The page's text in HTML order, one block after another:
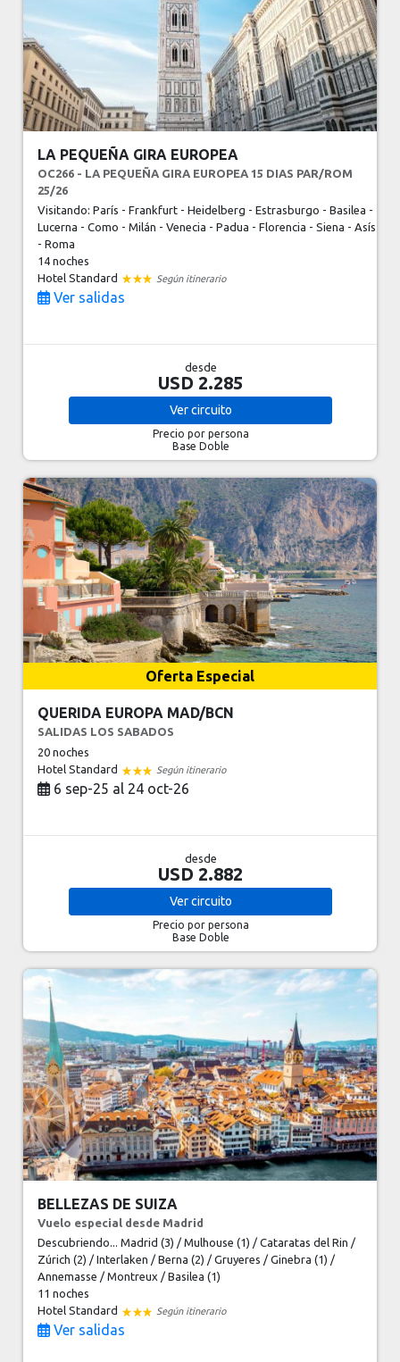
LA PEQUEÑA GIRA EUROPEA
OC266 - LA PEQUEÑA GIRA EUROPEA 15 DIAS PAR/ROM
25/26
Visitando: París - Frankfurt - Heidelberg - Estrasburgo - Basilea -
Lucerna - Como - Milán - Venecia - Padua - Florencia - Siena - Asís
- Roma
14 noches
Hotel Standard
Según itinerario
Ver salidas
desde
USD 2.285
Vercircuito
Precio por persona
Base Doble
Oferta Especial
QUERIDA EUROPA MAD/BCN
SALIDAS LOS SABADOS
20 noches
Hotel Standard
Según itinerario
6 sep-25 al 24 oct-26
desde
USD 2.882
Vercircuito
Precio por persona
Base Doble
BELLEZAS DE SUIZA
Vuelo especial desde Madrid
Descubriendo... Madrid (3) / Mulhouse (1) / Cataratas del Rin /
Zúrich (2) / Interlaken / Berna (2) / Gruyeres / Ginebra (1) /
Annemasse / Montreux / Basilea (1)
11 noches
Hotel Standard
Según itinerario
Ver salidas